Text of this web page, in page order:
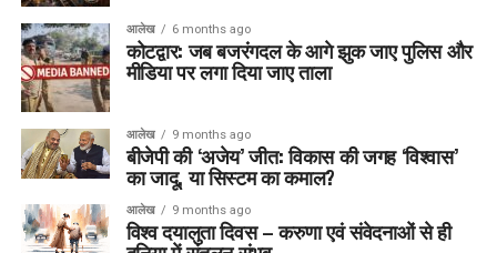
आलेख 6 months ago
कोटद्वार: जब बजरंगदल के आगे झुक जाए पुलिस और
मीडिया पर लगा दिया जाए ताला
आलेख 9 months ago
बीजेपी की ‘अजेय’ जीत: विकास की जगह ‘विश्वास’
का जादू, या सिस्टम का कमाल?
आलेख 9 months ago
विश्व दयालुता दिवस – करुणा एवं संवेदनाओं से ही